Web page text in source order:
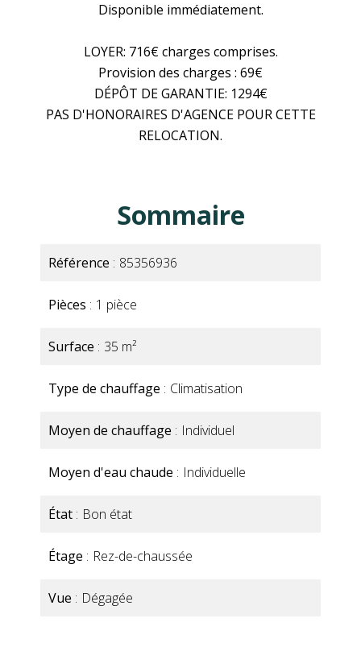
Disponible immédiatement.
LOYER: 716€ charges comprises.
Provision des charges : 69€
DÉPÔT DE GARANTIE: 1294€
PAS D'HONORAIRES D'AGENCE POUR CETTE
RELOCATION.
Sommaire
Référence 85356936
Pièces 1 pièce
Surface 35 m²
Type de chauffage Climatisation
Moyen de chauffage Individuel
Moyen d'eau chaude Individuelle
État Bon état
Étage Rez-de-chaussée
Vue Dégagée